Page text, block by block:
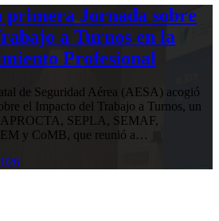
primera Jornada sobre
a Turnos en la
Profesional
de Seguridad Aérea (AESA) acogió
el Impacto del Trabajo a Turnos, un
APROCTA, SEPLA, SEMAF,
y CoMB, que reunió a…